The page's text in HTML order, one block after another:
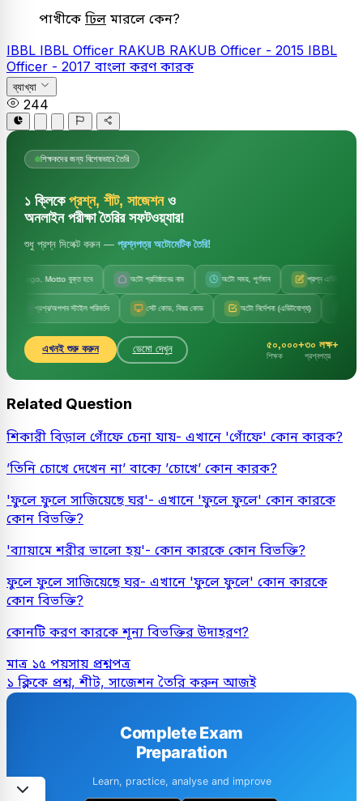
পাখীকে ঢিল মারলে কেন?
IBBL IBBL Officer RAKUB RAKUB Officer - 2015 IBBL
Officer - 2017 বাংলা করণ কারক
ব্যাখ্যা
244
শিক্ষকদের জন্য বিশেষভাবে তৈরি
১ ক্লিকে প্রশ্ন, শীট, সাজেশনও
অনলাইন পরীক্ষা তৈরির সফটওয়্যার!
শুধু প্রশ্ন সিলেক্ট করুন — প্রশ্নপত্র অটোমেটিক তৈরি!
Logo, Motto যুক্ত হবে অটো প্রতিষ্ঠানের নাম অটো সময়, পূর্ণমান প্রশ্ন এডিট করা যাবে
প্রশ্ন/অপশন স্টাইল পরিবর্তন সেট কোড, বিষয় কোড অটো নির্দেশনা (এডিটযোগ্য)
এখনই শুরু করুন ডেমো দেখুন ৫০,০০০+
শিক্ষক
৩০ লক্ষ+
প্রশ্নপত্র
Related Question
শিকারী বিড়াল গোঁফে চেনা যায়- এখানে 'গোঁফে' কোন কারক?
’তিনি চোখে দেখেন না’ বাক্যে ’চোখে’ কোন কারক?
'ফুলে ফুলে সাজিয়েছে ঘর'- এখানে 'ফুলে ফুলে' কোন কারকে
কোন বিভক্তি?
'ব্যায়ামে শরীর ভালো হয়'- কোন কারকে কোন বিভক্তি?
ফুলে ফুলে সাজিয়েছে ঘর- এখানে 'ফুলে ফুলে' কোন কারকে
কোন বিভক্তি?
কোনটি করণ কারকে শূন্য বিভক্তির উদাহরণ?
মাত্র ১৫ পয়সায় প্রশ্নপত্র
১ ক্লিকে প্রশ্ন, শীট, সাজেশন তৈরি করুন আজই
Complete Exam
Preparation
Learn, practice, analyse and improve